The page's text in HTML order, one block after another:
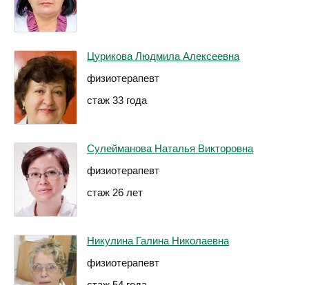
Цурикова Людмила Алексеевна
физиотерапевт
стаж 33 года
Сулейманова Наталья Викторовна
физиотерапевт
стаж 26 лет
Никулина Галина Николаевна
физиотерапевт